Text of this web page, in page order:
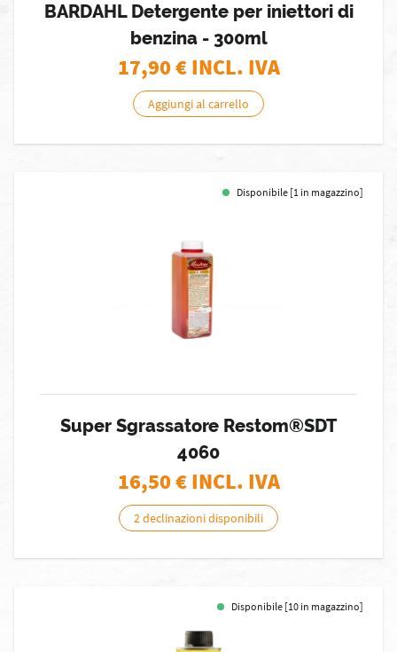
BARDAHL Detergente per iniettori di
benzina - 300ml
17,90€ INCL. IVA
Aggiungi al carrello
Disponibile [1 in magazzino]
Super Sgrassatore Restom®SDT
4060
16,50€ INCL. IVA
2 declinazioni disponibili
Disponibile [10 in magazzino]